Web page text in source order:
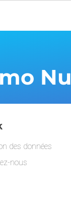
des données
nous